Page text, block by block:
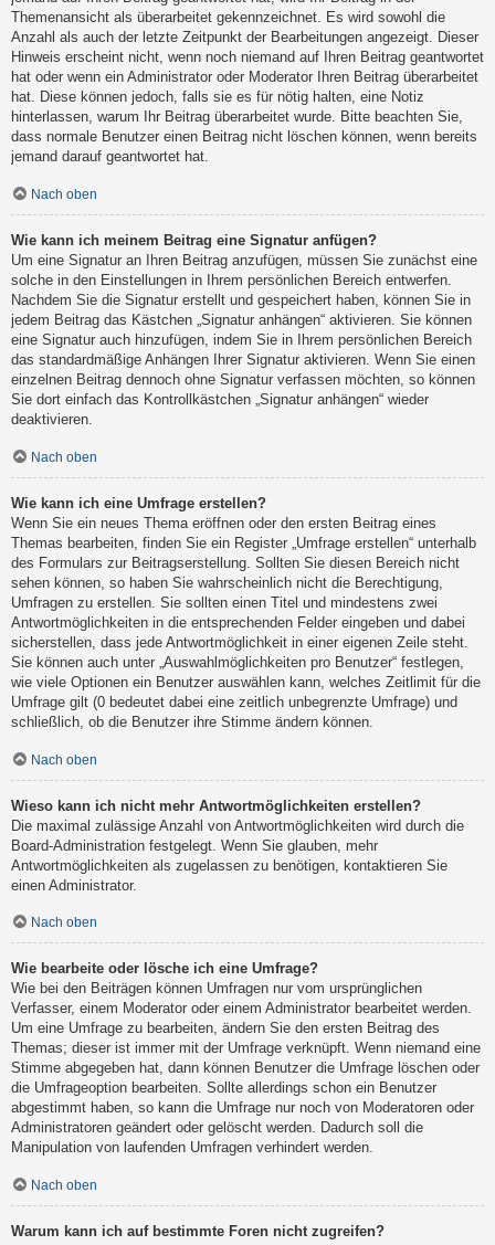
Themenansicht als überarbeitet gekennzeichnet. Es wird sowohl die
Anzahl als auch der letzte Zeitpunkt der Bearbeitungen angezeigt. Dieser
Hinweis erscheint nicht, wenn noch niemand auf Ihren Beitrag geantwortet
hat oder wenn ein Administrator oder Moderator Ihren Beitrag überarbeitet
hat. Diese können jedoch, falls sie es für nötig halten, eine Notiz
hinterlassen, warum Ihr Beitrag überarbeitet wurde. Bitte beachten Sie,
dass normale Benutzer einen Beitrag nicht löschen können, wenn bereits
jemand darauf geantwortet hat.
Nach oben
Wie kann ich meinem Beitrag eine Signatur anfügen?
Um eine Signatur an Ihren Beitrag anzufügen, müssen Sie zunächst eine
solche in den Einstellungen in Ihrem persönlichen Bereich entwerfen.
Nachdem Sie die Signatur erstellt und gespeichert haben, können Sie in
jedem Beitrag das Kästchen „Signatur anhängen“ aktivieren. Sie können
eine Signatur auch hinzufügen, indem Sie in Ihrem persönlichen Bereich
das standardmäßige Anhängen Ihrer Signatur aktivieren. Wenn Sie einen
einzelnen Beitrag dennoch ohne Signatur verfassen möchten, so können
Sie dort einfach das Kontrollkästchen „Signatur anhängen“ wieder
deaktivieren.
Nach oben
Wie kann ich eine Umfrage erstellen?
Wenn Sie ein neues Thema eröffnen oder den ersten Beitrag eines
Themas bearbeiten, finden Sie ein Register „Umfrage erstellen“ unterhalb
des Formulars zur Beitragserstellung. Sollten Sie diesen Bereich nicht
sehen können, so haben Sie wahrscheinlich nicht die Berechtigung,
Umfragen zu erstellen. Sie sollten einen Titel und mindestens zwei
Antwortmöglichkeiten in die entsprechenden Felder eingeben und dabei
sicherstellen, dass jede Antwortmöglichkeit in einer eigenen Zeile steht.
Sie können auch unter „Auswahlmöglichkeiten pro Benutzer“ festlegen,
wie viele Optionen ein Benutzer auswählen kann, welches Zeitlimit für die
Umfrage gilt (0 bedeutet dabei eine zeitlich unbegrenzte Umfrage) und
schließlich, ob die Benutzer ihre Stimme ändern können.
Nach oben
Wieso kann ich nicht mehr Antwortmöglichkeiten erstellen?
Die maximal zulässige Anzahl von Antwortmöglichkeiten wird durch die
Board-Administration festgelegt. Wenn Sie glauben, mehr
Antwortmöglichkeiten als zugelassen zu benötigen, kontaktieren Sie
einen Administrator.
Nach oben
Wie bearbeite oder lösche ich eine Umfrage?
Wie bei den Beiträgen können Umfragen nur vom ursprünglichen
Verfasser, einem Moderator oder einem Administrator bearbeitet werden.
Um eine Umfrage zu bearbeiten, ändern Sie den ersten Beitrag des
Themas; dieser ist immer mit der Umfrage verknüpft. Wenn niemand eine
Stimme abgegeben hat, dann können Benutzer die Umfrage löschen oder
die Umfrageoption bearbeiten. Sollte allerdings schon ein Benutzer
abgestimmt haben, so kann die Umfrage nur noch von Moderatoren oder
Administratoren geändert oder gelöscht werden. Dadurch soll die
Manipulation von laufenden Umfragen verhindert werden.
Nach oben
Warum kann ich auf bestimmte Foren nicht zugreifen?